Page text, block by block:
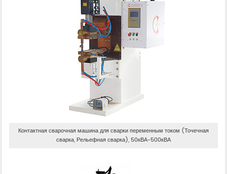
Контактная сварочная машина для сварки переменным током (Точечная
сварка, Рельефная сварка), 50кВА-500кВА